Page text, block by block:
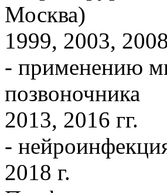
Москва)
1999, 2003,
- применению
позвоночника
2013, 2016 гг.
-
2018 г.